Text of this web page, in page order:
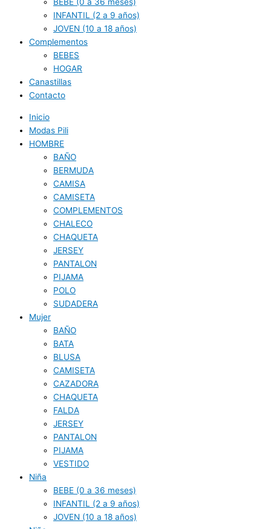
BEBE (0 a 36 meses)
INFANTIL (2 a 9 años)
JOVEN (10 a 18 años)
Complementos
BEBES
HOGAR
Canastillas
Contacto
Inicio
Modas Pili
HOMBRE
BAÑO
BERMUDA
CAMISA
CAMISETA
COMPLEMENTOS
CHALECO
CHAQUETA
JERSEY
PANTALON
PIJAMA
POLO
SUDADERA
Mujer
BAÑO
BATA
BLUSA
CAMISETA
CAZADORA
CHAQUETA
FALDA
JERSEY
PANTALON
PIJAMA
VESTIDO
Niña
BEBE (0 a 36 meses)
INFANTIL (2 a 9 años)
JOVEN (10 a 18 años)